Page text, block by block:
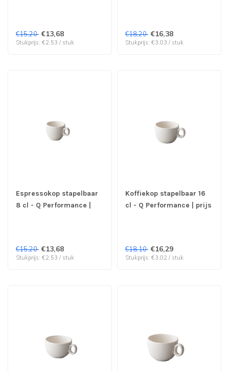
€15,20 €13,68
Stukprijs: €2,53 / stuk
€18,20 €16,38
Stukprijs: €3,03 / stuk
Espressokop stapelbaar
8 cl - Q Performance |
€15,20 €13,68
Stukprijs: €2,53 / stuk
Koffiekop stapelbaar 16
cl - Q Performance | prijs
€18,10 €16,29
Stukprijs: €3,02 / stuk